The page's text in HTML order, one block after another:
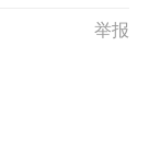
举报